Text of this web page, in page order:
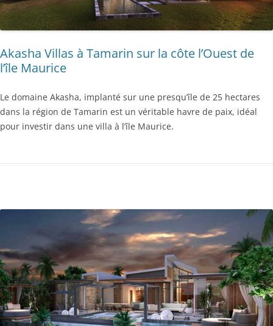
Akasha Villas à Tamarin sur la côte l’Ouest de
l’île Maurice
Le domaine Akasha, implanté sur une presqu’île de 25 hectares
dans la région de Tamarin est un véritable havre de paix, idéal
pour investir dans une villa à l’île Maurice.